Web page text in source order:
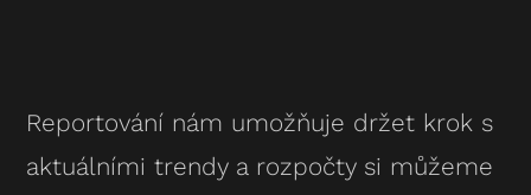
Reportování nám umožňuje držet krok s
aktuálními trendy a rozpočty si můžeme